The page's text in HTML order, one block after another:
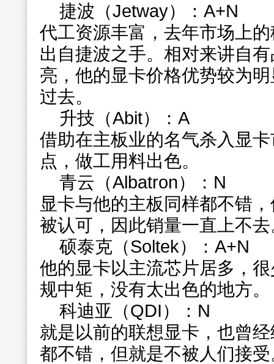
捷波（Jetway）：A+N
代工资源丰富，去年市场上
出自捷波之手。相对来讲自
亮，他的显卡价格优势较为
过去。
升技（Abit）：A
借助在主板业的名气杀入显
点，做工用料出色。
青云（Albatron）：N
显卡与他的主板同样都不错
被认可，因此销量一直上不
硕泰克（Soltek）：A+N
他的显卡以主流芯片居多，
规中矩，没有太出色的地方。
科迪亚（QDI）：N
就是以前的联想显卡，也曾
都不错，但就是不被人们接